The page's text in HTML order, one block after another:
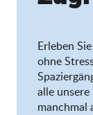
Erleben
ohne
alle
manchmal